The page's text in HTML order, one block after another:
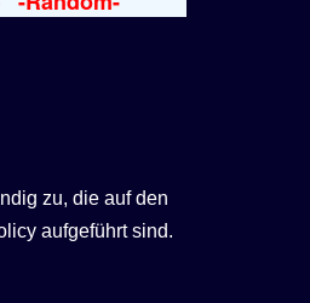
zu, die auf den
aufgeführt sind.